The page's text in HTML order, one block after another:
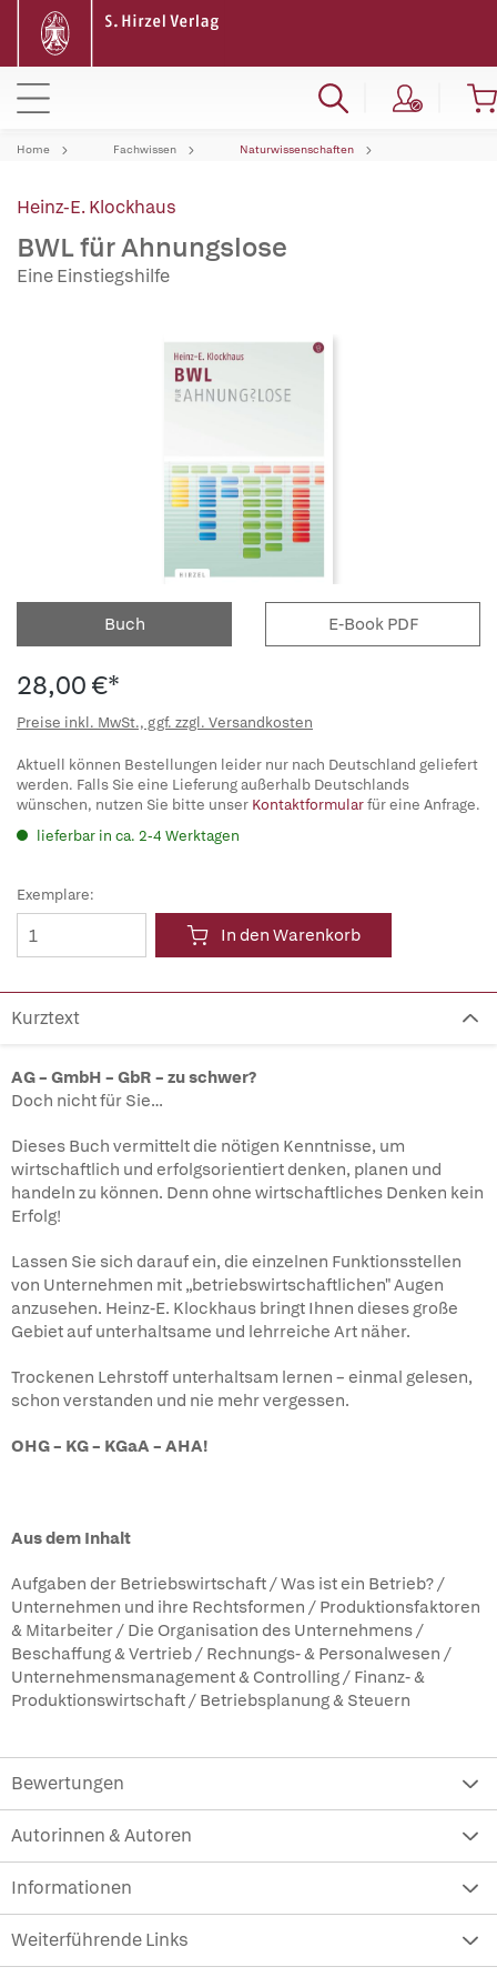
Home Fachwissen Naturwissenschaften
Heinz-E. Klockhaus
BWL für Ahnungslose
Eine Einstiegshilfe
Buch E-Book PDF
28,00 €*
Preise inkl. MwSt., ggf. zzgl. Versandkosten
Aktuell können Bestellungen leider nur nach Deutschland geliefert
werden. Falls Sie eine Lieferung außerhalb Deutschlands
wünschen, nutzen Sie bitte unser Kontaktformularfür eine Anfrage.
lieferbar in ca. 2-4 Werktagen
Exemplare:
In den Warenkorb
Kurztext
AG – GmbH – GbR – zu schwer?
Doch nicht für Sie…
Dieses Buch vermittelt die nötigen Kenntnisse, um
wirtschaftlich und erfolgsorientiert denken, planen und
handeln zu können. Denn ohne wirtschaftliches Denken kein
Erfolg!
Lassen Sie sich darauf ein, die einzelnen Funktionsstellen
von Unternehmen mit „betriebswirtschaftlichen" Augen
anzusehen. Heinz-E. Klockhaus bringt Ihnen dieses große
Gebiet auf unterhaltsame und lehrreiche Art näher.
Trockenen Lehrstoff unterhaltsam lernen – einmal gelesen,
schon verstanden und nie mehr vergessen.
OHG – KG – KGaA – AHA!
Aus dem Inhalt
Aufgaben der Betriebswirtschaft / Was ist ein Betrieb? /
Unternehmen und ihre Rechtsformen / Produktionsfaktoren
& Mitarbeiter / Die Organisation des Unternehmens /
Beschaffung & Vertrieb / Rechnungs- & Personalwesen /
Unternehmensmanagement & Controlling / Finanz- &
Produktionswirtschaft / Betriebsplanung & Steuern
Bewertungen
Autorinnen & Autoren
Informationen
Weiterführende Links